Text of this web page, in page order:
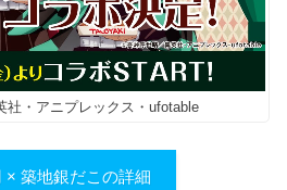
・アニプレックス・ufotable
× 築地銀だこの詳細